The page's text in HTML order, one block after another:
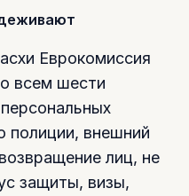
Еврокомиссия
всем шести
полиции, внешний
лиц, не
защиты, визы,